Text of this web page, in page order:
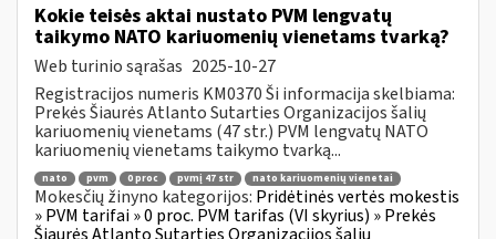
Kokie teisės aktai nustato PVM lengvatų
taikymo NATO kariuomenių vienetams tvarką?
Web turinio sąrašas 2025-10-27
Registracijos numeris KM0370 Ši informacija skelbiama:
Prekės Šiaurės Atlanto Sutarties Organizacijos šalių
kariuomenių vienetams (47 str.) PVM lengvatų NATO
kariuomenių vienetams taikymo tvarką...
nato pvm 0 proc pvmį 47 str nato kariuomenių vienetai
Mokesčių žinyno kategorijos: Pridėtinės vertės mokestis
» PVM tarifai » 0 proc. PVM tarifas (VI skyrius) » Prekės